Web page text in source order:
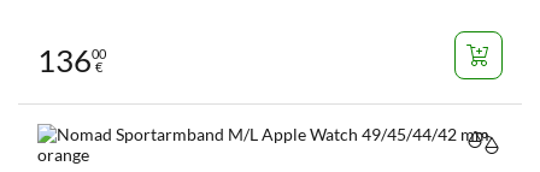
13600
€